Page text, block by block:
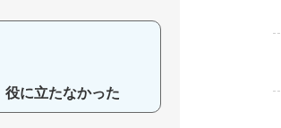
役に立たなかった